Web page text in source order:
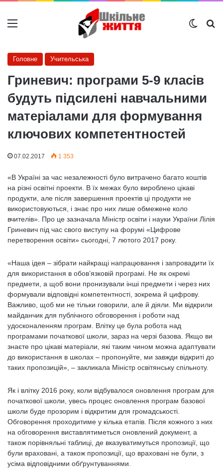
Меню
Головне Учительська
Гриневич: програми 5-9 класів
будуть підсилені навчальними
матеріалами для формування
ключових компетентностей
07.02.2017 1 353
«В Україні за час незалежності було витрачено багато коштів
на різні освітні проекти. В їх межах було вироблено цікаві
продукти, але після завершення проектів ці продукти не
використовуються, і знає про них лише обмежене коло
вчителів». Про це зазначала Міністр освіти і науки України Лілія
Гриневич під час свого виступу на форумі «Цифрове
перетворення освіти» сьогодні, 7 лютого 2017 року.
«Наша ідея – зібрати найкращі напрацювання і запровадити їх
для використання в обов’язковій програмі. Не як окремі
предмети, а щоб вони пронизували інші предмети і через них
формували відповідні компетентності, зокрема й цифрову.
Важливо, щоб ми не тільки говорили, але й діяли. Ми відкрили
майданчик для публічного обговорення і роботи над
удосконаленням програм. Влітку це була робота над
програмами початкової школи, зараз на черзі базова. Якщо ви
знаєте про цікаві матеріали, які таким чином можна адаптувати
до використання в школах – пропонуйте, ми завжди відкриті до
таких пропозицій», – закликала Міністр освітянську спільноту.
Як і влітку 2016 року, коли відбувалося оновлення програм для
початкової школи, увесь процес оновлення програм базової
школи буде прозорим і відкритим для громадськості.
Обговорення проходитиме у кілька етапів. Після кожного з них
на обговорення виставлятиметься оновлений документ, а
також порівняльні таблиці, де вказуватимуться пропозиції, що
були враховані, а також пропозиції, що враховані не були, з
усіма відповідними обґрунтуваннями.